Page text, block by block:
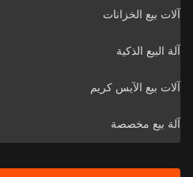
آلات بيع الخزانات
آلة البيع الذكية
آلات بيع الآيس كريم
آلة بيع مخصصة